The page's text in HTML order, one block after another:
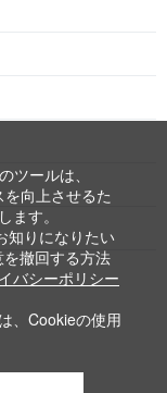
ツールは、
向上させるた
ます。
知りになりたい
撤回する方法
バシーポリシー
、Cookieの使用